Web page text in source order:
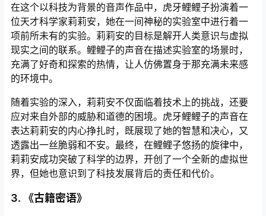
在这个以科技为背景的音声作品中，虎牙鲤鲤子扮演着一
位天才科学家莉莉安，她在一间神秘的实验室中进行着一
项前所未有的实验。莉莉安的目标是解开人类意识与虚拟
现实之间的联系。鲤鲤子的声音在描述实验室的场景时，
充满了好奇和探索的热情，让人仿佛置身于那充满未来感
的环境中。
随着实验的深入，莉莉安不仅面临着技术上的挑战，还要
应对来自外部的威胁和道德的困境。虎牙鲤鲤子的声音在
表达莉莉安的内心挣扎时，既展现了她的智慧和决心，又
透露出一丝脆弱和不安。最终，在鲤鲤子悠扬的旋律中，
莉莉安成功突破了科学的边界，开创了一个全新的虚拟世
界，但她也意识到了科技发展背后的责任和代价。
3. 《古籍密语》